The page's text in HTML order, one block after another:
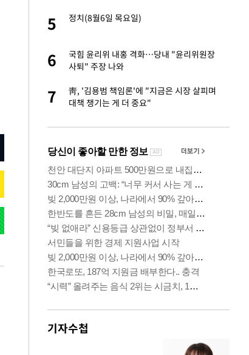
5 정치(8월6일 목요일)
6
국힘 윤리위 내홍 격화…당내 "윤리위원장
사퇴" 주장 나와
7
靑, '김용범 책임론'에 "지금은 시장 살피며
대책 챙기는 게 더 중요"
기자수첩